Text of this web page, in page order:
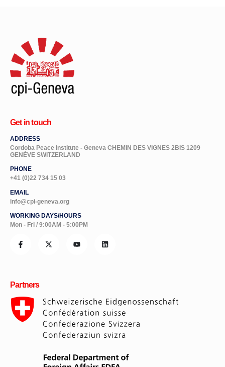
Get in touch
ADDRESS
Cordoba Peace Institute - Geneva CHEMIN DES VIGNES 2BIS 1209
GENÈVE SWITZERLAND
PHONE
+41 (0)22 734 15 03
EMAIL
info@cpi-geneva.org
WORKING DAYS/HOURS
Mon - Fri / 9:00AM - 5:00PM
Partners